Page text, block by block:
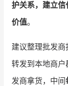
护关系，建立信
价值。
建议整理批发
转发到本地商
发商拿货，中间